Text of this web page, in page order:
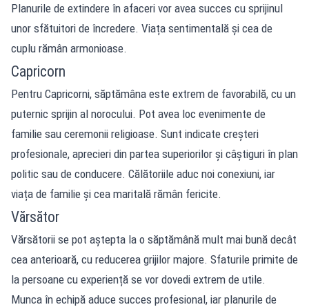
Planurile de extindere în afaceri vor avea succes cu sprijinul
unor sfătuitori de încredere. Viața sentimentală și cea de
cuplu rămân armonioase.
Capricorn
Pentru Capricorni, săptămâna este extrem de favorabilă, cu un
puternic sprijin al norocului. Pot avea loc evenimente de
familie sau ceremonii religioase. Sunt indicate creșteri
profesionale, aprecieri din partea superiorilor și câștiguri în plan
politic sau de conducere. Călătoriile aduc noi conexiuni, iar
viața de familie și cea maritală rămân fericite.
Vărsător
Vărsătorii se pot aștepta la o săptămână mult mai bună decât
cea anterioară, cu reducerea grijilor majore. Sfaturile primite de
la persoane cu experiență se vor dovedi extrem de utile.
Munca în echipă aduce succes profesional, iar planurile de